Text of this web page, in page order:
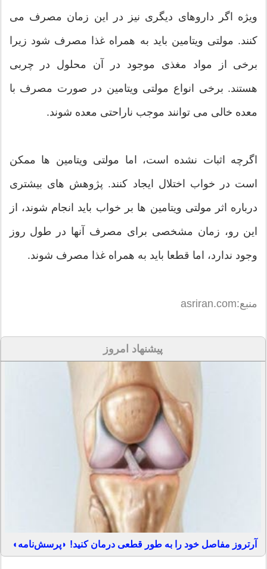
ویژه اگر داروهای دیگری نیز در این زمان مصرف می
کنند. مولتی ویتامین باید به همراه غذا مصرف شود زیرا
برخی از مواد مغذی موجود در آن محلول در چربی
هستند. برخی انواع مولتی ویتامین در صورت مصرف با
معده خالی می توانند موجب ناراحتی معده شوند.
اگرچه اثبات نشده است، اما مولتی ویتامین ها ممکن
است در خواب اختلال ایجاد کنند. پژوهش های بیشتری
درباره اثر مولتی ویتامین ها بر خواب باید انجام شوند، از
این رو، زمان مشخصی برای مصرف آنها در طول روز
وجود ندارد، اما قطعا باید به همراه غذا مصرف شوند.
منبع:asriran.com
پیشنهاد امروز
آرتروز مفاصل خود را به طور قطعی درمان کنید! ◗پرسش‌نامه◖